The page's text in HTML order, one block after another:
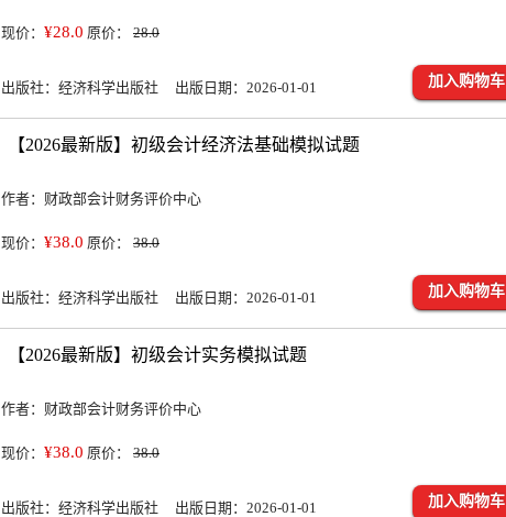
现价： ¥28.0 原价： 28.0
加入购物车
出版社：经济科学出版社 出版日期：2026-01-01
【2026最新版】初级会计经济法基础模拟试题
作者：财政部会计财务评价中心
现价： ¥38.0 原价： 38.0
加入购物车
出版社：经济科学出版社 出版日期：2026-01-01
【2026最新版】初级会计实务模拟试题
作者：财政部会计财务评价中心
现价： ¥38.0 原价： 38.0
加入购物车
出版社：经济科学出版社 出版日期：2026-01-01